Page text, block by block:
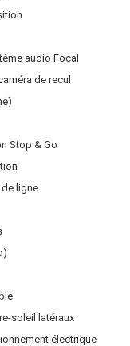
audio Focal
de recul
Stop & Go
ligne
soleil latéraux
électrique